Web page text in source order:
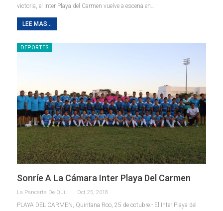
victoria, el Inter Playa del Carmen vuelve a escena en…
LEE MAS...
DEPORTES
Sonríe A La Cámara Inter Playa Del Carmen
La Pancarta De Quintana Roo Oct 25, 2018
PLAYA DEL CARMEN, Quintana Roo, 25 de octubre.- El Inter Playa del